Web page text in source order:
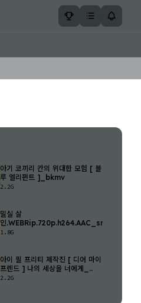
아기 코끼리 칸의 위대한 모험 [ 블
루 엘리펀트 ]_bkmv
2.2G
밀실 살
인.WEBRip.720p.h264.AAC_snmv
1.8G
아이 필 프리티 제작진 [ 디어 마이
프렌드 ] 나의 세상을 너에게_..
2.2G